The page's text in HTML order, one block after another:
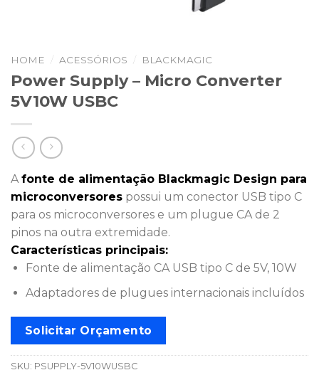
HOME ACESSÓRIOS BLACKMAGIC
Power Supply – Micro Converter
5V10W USBC
A fonte de alimentação Blackmagic Design para
microconversores possui um conector USB tipo C
para os microconversores e um plugue CA de 2
pinos na outra extremidade.
Características principais:
Fonte de alimentação CA USB tipo C de 5V, 10W
Adaptadores de plugues internacionais incluídos
Solicitar Orçamento
SKU: PSUPPLY-5V10WUSBC